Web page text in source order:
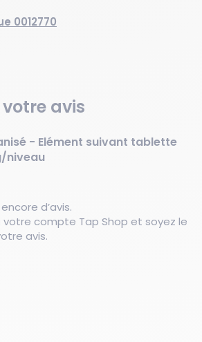
0012770
votre avis
- Elément suivant tablette
niveau
d’avis.
compte Tap Shop et soyez le
avis.